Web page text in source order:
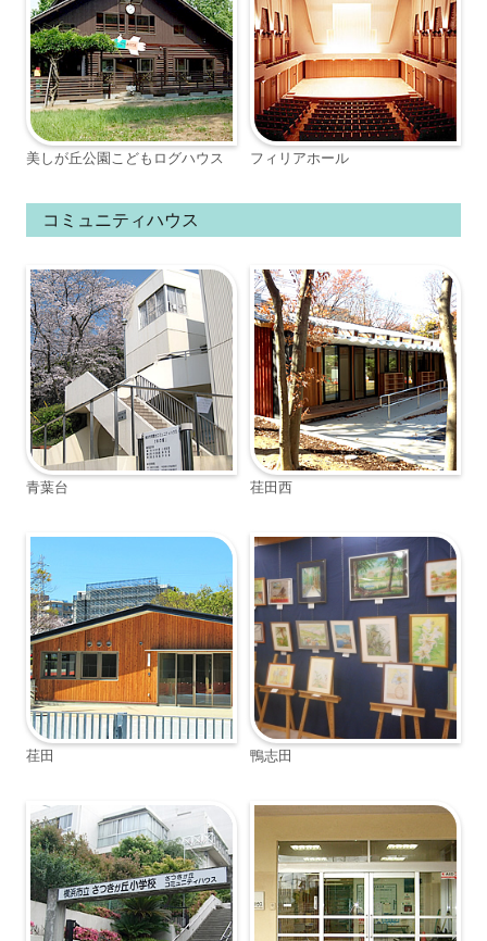
美しが丘公園こどもログハウス フィリアホール
コミュニティハウス
青葉台 荏田西
荏田 鴨志田